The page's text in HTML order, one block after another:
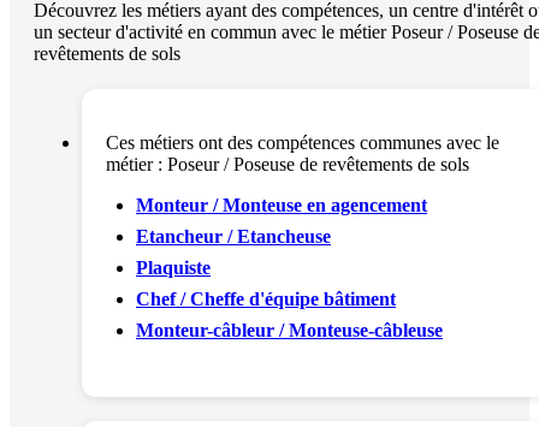
Découvrez les métiers ayant des compétences, un centre d'intérêt
un secteur d'activité en commun avec le métier Poseur / Poseuse
revêtements de sols
Ces métiers ont des compétences communes avec le
métier : Poseur / Poseuse de revêtements de sols
Monteur / Monteuse en agencement
Etancheur / Etancheuse
Plaquiste
Chef / Cheffe d'équipe bâtiment
Monteur-câbleur / Monteuse-câbleuse